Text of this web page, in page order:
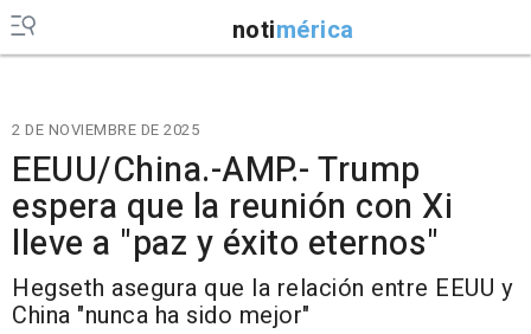
notimérica
2 DE NOVIEMBRE DE 2025
EEUU/China.-AMP.- Trump
espera que la reunión con Xi
lleve a "paz y éxito eternos"
Hegseth asegura que la relación entre EEUU y
China "nunca ha sido mejor"